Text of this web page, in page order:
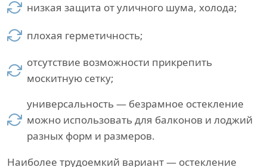
низкая защита от уличного шума, холода;
плохая герметичность;
отсутствие возможности прикрепить
москитную сетку;
универсальность — безрамное остекление
можно использовать для балконов и лоджий
разных форм и размеров.
Наиболее трудоемкий вариант — остекление